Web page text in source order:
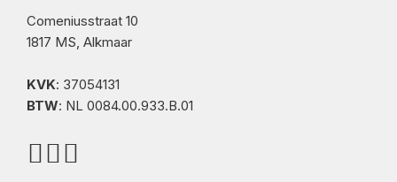
Comeniusstraat 10
1817 MS, Alkmaar
KVK: 37054131
BTW: NL 0084.00.933.B.01